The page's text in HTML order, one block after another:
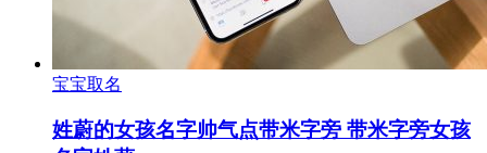
宝宝取名
姓蔚的女孩名字帅气点带米字旁 带米字旁女孩